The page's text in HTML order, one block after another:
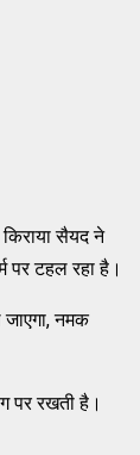
सैयद ने
पर टहल रहा है।
जाएगा, नमक
पर रखती है।